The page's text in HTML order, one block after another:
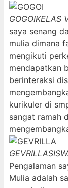
GOGOIKELAS
saya senang
mulia dimana
mengikuti
mendapatkan
berinteraksi
kurikuler di
sangat ramah
GEVRILLA
Pengalaman
Mulia adalah